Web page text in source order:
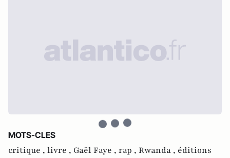
MOTS-CLES
critique , livre , Gaël Faye , rap , Rwanda , éditions